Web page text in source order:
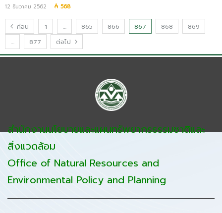
12 ธันวาคม 2562 568
ก่อน 1 … 865 866 867 868
869
…
877 ต่อไป
สำนักงานนโยบายและแผนทรัพยากรธรรมชาติและ
สิ่งแวดล้อม
Office of Natural Resources and
Environmental Policy and Planning